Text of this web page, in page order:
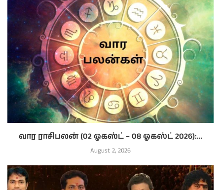
வார ராசிபலன் (02 ஓகஸ்ட் – 08 ஓகஸ்ட் 2026):...
August 2, 2026